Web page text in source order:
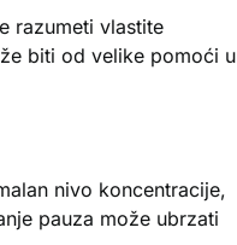
razumeti vlastite
biti od velike pomoći u
nivo koncentracije,
pauza može ubrzati